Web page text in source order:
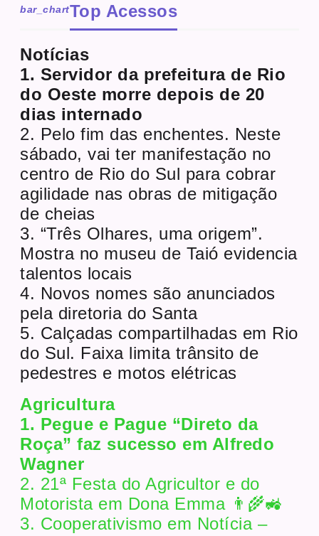
bar_chartTop Acessos
Notícias
1. Servidor da prefeitura de Rio
do Oeste morre depois de 20
dias internado
2. Pelo fim das enchentes. Neste
sábado, vai ter manifestação no
centro de Rio do Sul para cobrar
agilidade nas obras de mitigação
de cheias
3. “Três Olhares, uma origem”.
Mostra no museu de Taió evidencia
talentos locais
4. Novos nomes são anunciados
pela diretoria do Santa
5. Calçadas compartilhadas em Rio
do Sul. Faixa limita trânsito de
pedestres e motos elétricas
Agricultura
1. Pegue e Pague “Direto da
Roça” faz sucesso em Alfredo
Wagner
2. 21ª Festa do Agricultor e do
Motorista em Dona Emma 👨‍🌾🚜
3. Cooperativismo em Notícia –